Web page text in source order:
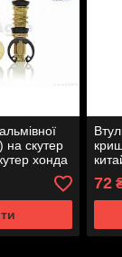
скутер
хонда
хонда леад
AT-9626
AT-
72